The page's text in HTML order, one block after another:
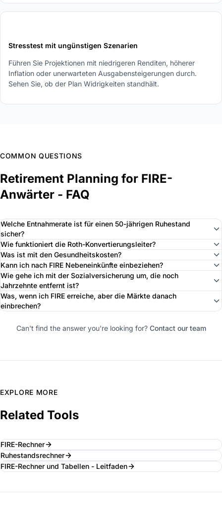
Stresstest mit ungünstigen Szenarien
Führen Sie Projektionen mit niedrigeren Renditen, höherer
Inflation oder unerwarteten Ausgabensteigerungen durch.
Sehen Sie, ob der Plan Widrigkeiten standhält.
COMMON QUESTIONS
Retirement Planning for FIRE-
Anwärter - FAQ
Welche Entnahmerate ist für einen 50-jährigen Ruhestand
sicher?
Wie funktioniert die Roth-Konvertierungsleiter?
Was ist mit den Gesundheitskosten?
Kann ich nach FIRE Nebeneinkünfte einbeziehen?
Wie gehe ich mit der Sozialversicherung um, die noch
Jahrzehnte entfernt ist?
Was, wenn ich FIRE erreiche, aber die Märkte danach
einbrechen?
Can't find the answer you're looking for? Contact our team
EXPLORE MORE
Related Tools
FIRE-Rechner
Ruhestandsrechner
FIRE-Rechner und Tabellen - Leitfaden